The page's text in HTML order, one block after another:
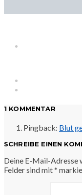
1 KOMMENTAR
Pingback: Blut
SCHREIBE EINEN
Deine E-Mail-
Felder sind mit*